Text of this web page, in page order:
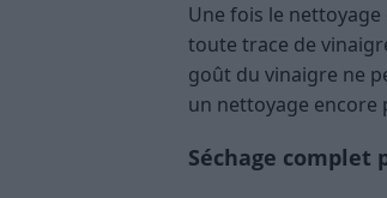
Une fois le
toute trace de
goût du vinaigre ne
un nettoyage encore
Séchage